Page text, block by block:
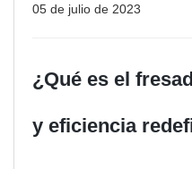
05 de julio de 2023
¿Qué es el
y eficiencia